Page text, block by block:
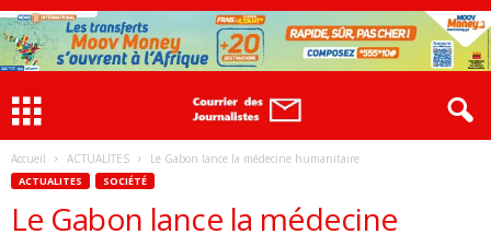
Accueil ACTUALITES Le Gabon lance la médecine humanitaire
ACTUALITES SOCIÉTÉ
Le Gabon lance la médecine